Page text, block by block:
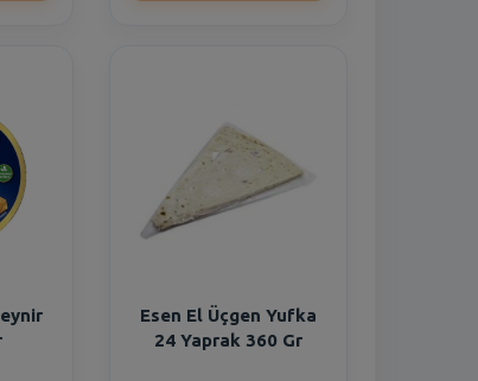
Esen El Üçgen Yufka
24 Yaprak 360 Gr